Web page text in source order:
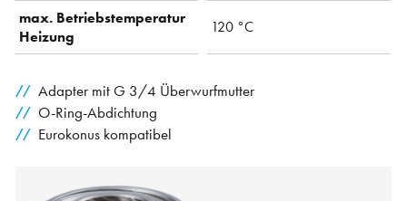
max. Betriebstemperatur
Heizung
120 °C
Adapter mit G 3/4 Überwurfmutter
O-Ring-Abdichtung
Eurokonus kompatibel